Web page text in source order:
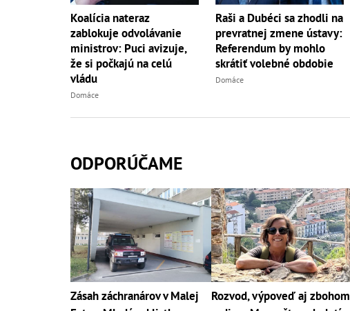
Koalícia nateraz
zablokuje odvolávanie
ministrov: Puci avizuje,
že si počkajú na celú
vládu
Domáce
Raši a Dubéci sa zhodli na
prevratnej zmene ústavy:
Referendum by mohlo
skrátiť volebné obdobie
Domáce
ODPORÚČAME
Zásah záchranárov v Malej
Rozvod, výpoveď aj zbohom